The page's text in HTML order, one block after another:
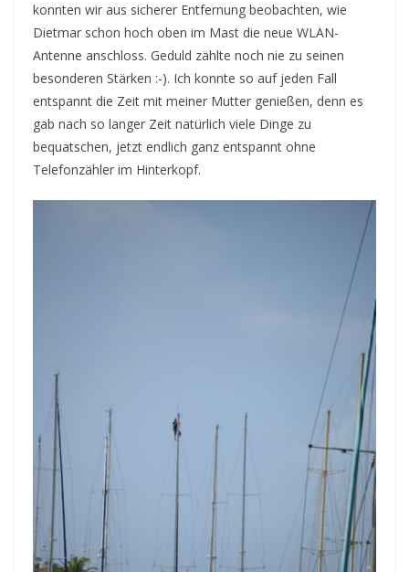
konnten wir aus sicherer Entfernung beobachten, wie
Dietmar schon hoch oben im Mast die neue WLAN-
Antenne anschloss. Geduld zählte noch nie zu seinen
besonderen Stärken :-). Ich konnte so auf jeden Fall
entspannt die Zeit mit meiner Mutter genießen, denn es
gab nach so langer Zeit natürlich viele Dinge zu
bequatschen, jetzt endlich ganz entspannt ohne
Telefonzähler im Hinterkopf.